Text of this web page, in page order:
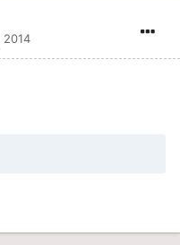
2014